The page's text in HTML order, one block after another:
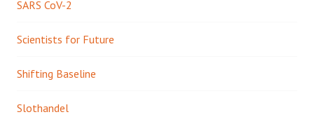
SARS CoV-2
Scientists for Future
Shifting Baseline
Slothandel